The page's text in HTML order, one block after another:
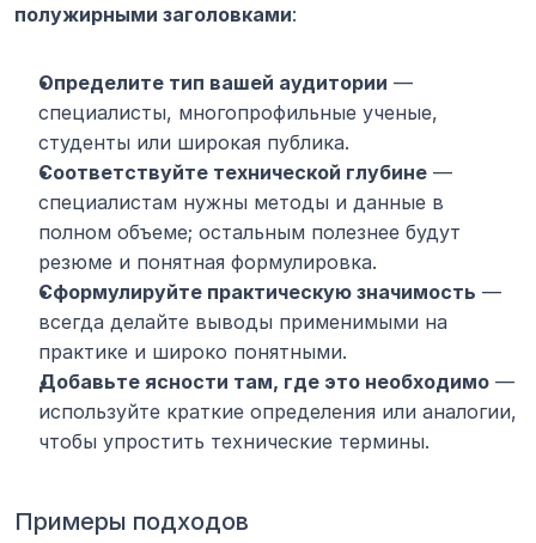
полужирными заголовками:
Определите тип вашей аудитории —
специалисты, многопрофильные ученые,
студенты или широкая публика.
Соответствуйте технической глубине —
специалистам нужны методы и данные в
полном объеме; остальным полезнее будут
резюме и понятная формулировка.
Сформулируйте практическую значимость —
всегда делайте выводы применимыми на
практике и широко понятными.
Добавьте ясности там, где это необходимо —
используйте краткие определения или аналогии,
чтобы упростить технические термины.
Примеры подходов